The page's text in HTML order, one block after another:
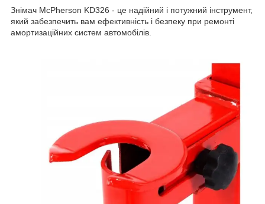
Знімач McPherson KD326 - це надійний і потужний інструмент,
який забезпечить вам ефективність і безпеку при ремонті
амортизаційних систем автомобілів.